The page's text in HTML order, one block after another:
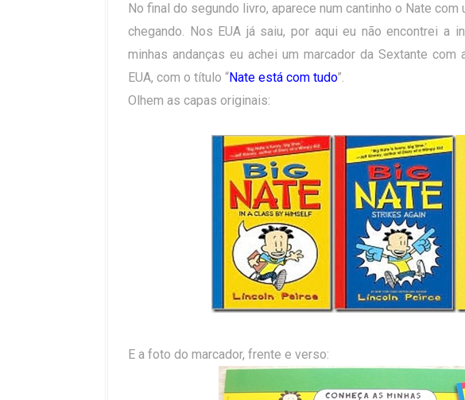
No final do segundo livro, aparece num cantinho o Nate
chegando. Nos EUA já saiu, por aqui eu não encontrei a
minhas andanças eu achei um marcador da Sextante
EUA, com o título “Nate está com tudo”.
Olhem as capas originais:
E a foto do marcador, frente e verso: